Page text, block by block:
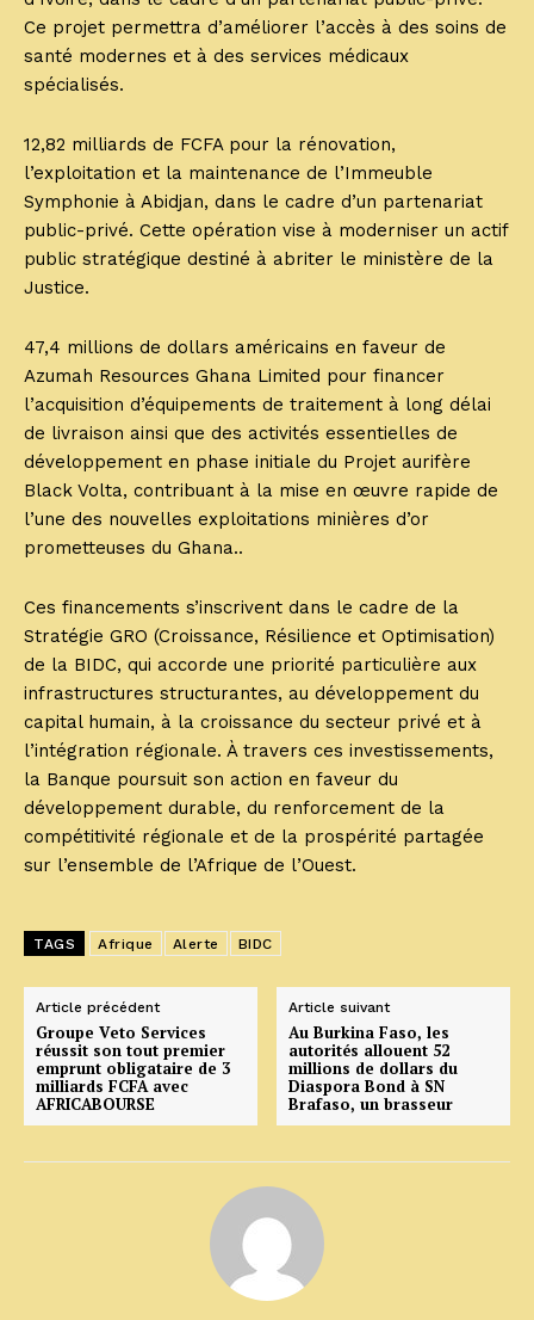
Ce projet permettra d’améliorer l’accès à des soins de
santé modernes et à des services médicaux
spécialisés.
12,82 milliards de FCFA pour la rénovation,
l’exploitation et la maintenance de l’Immeuble
Symphonie à Abidjan, dans le cadre d’un partenariat
public-privé. Cette opération vise à moderniser un actif
public stratégique destiné à abriter le ministère de la
Justice.
47,4 millions de dollars américains en faveur de
Azumah Resources Ghana Limited pour financer
l’acquisition d’équipements de traitement à long délai
de livraison ainsi que des activités essentielles de
développement en phase initiale du Projet aurifère
Black Volta, contribuant à la mise en œuvre rapide de
l’une des nouvelles exploitations minières d’or
prometteuses du Ghana..
Ces financements s’inscrivent dans le cadre de la
Stratégie GRO (Croissance, Résilience et Optimisation)
de la BIDC, qui accorde une priorité particulière aux
infrastructures structurantes, au développement du
capital humain, à la croissance du secteur privé et à
l’intégration régionale. À travers ces investissements,
la Banque poursuit son action en faveur du
développement durable, du renforcement de la
compétitivité régionale et de la prospérité partagée
sur l’ensemble de l’Afrique de l’Ouest.
TAGS Afrique Alerte BIDC
Article précédent
Groupe Veto Services
réussit son tout premier
emprunt obligataire de 3
milliards FCFA avec
AFRICABOURSE
Article suivant
Au Burkina Faso, les
autorités allouent 52
millions de dollars du
Diaspora Bond à SN
Brafaso, un brasseur